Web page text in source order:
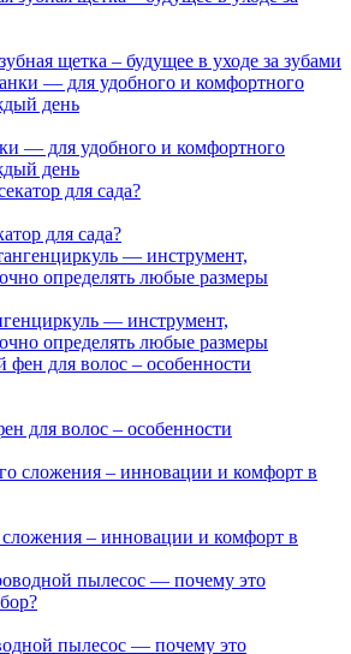
щетка – будущее в уходе за зубами
— для удобного и комфортного
день
для сада?
— инструмент,
определять любые размеры
для волос – особенности
сложения – инновации и комфорт в
пылесос — почему это